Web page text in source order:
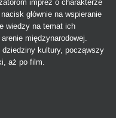
imprez o charakterze
głównie na wspieranie
wiedzy na temat ich
międzynarodowej.
kultury, począwszy
aż po film.